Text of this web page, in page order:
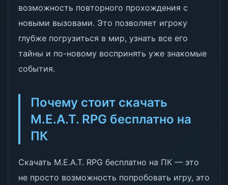
возможность повторного прохождения с
новыми вызовами. Это позволяет игроку
глубже погрузиться в мир, узнать все его
тайны и по-новому воспринять уже знакомые
события.
Почему стоит скачать
M.E.A.T. RPG бесплатно на
ПК
Скачать M.E.A.T. RPG бесплатно на ПК — это
не просто возможность попробовать игру, это